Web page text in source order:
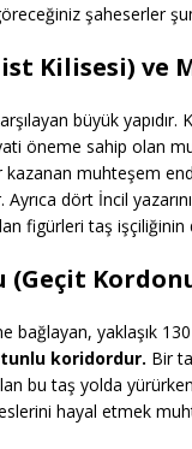
şaheserler
Kilisesi) ve
büyük yapıdır.
öneme sahip olan
muhteşem
dört İncil
figürleri taş
(Geçit
bağlayan, yaklaşık
koridordur. Bir
bu taş yolda
hayal etmek